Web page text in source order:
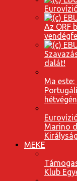
Az ORF
dalát!
Ma
hétvégén
Marino
MEKE
Klub